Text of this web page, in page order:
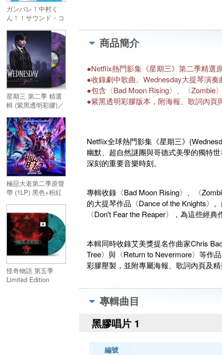
ガンバレ！中村く
ん！！サウンド・コ
spec CD2) 2CD／ガ
ンバレ！中村く
ん！！Sound
Collection (Blu-spec
CD2) 2CD
星期三 第二季 精選
輯 (紫黑透明彩膠)／
2 (Soundtrack
Highlights from the
Netflix Series)
(Purple and Black
Vinyl)
極惡大老第二季原聲
帶 (1LP) 黑色+粉紅
Boss: Season Two
OST (1LP) 黑色+粉
紅色彩膠
怪奇物語 第五季
Limited Edition
商品簡介
●Netflix熱門影集《星期三》第二季精選
●收錄劇中歌曲、Wednesday大提琴演
●包含〈Bad Moon Rising〉、〈Zombie
●紫黑透明彩膠版本，附海報、歌詞內頁
Netflix全球熱門影集《星期三》
幽默、超自然謎團與哥德式美學的獨特
深刻的重要音樂時刻。
專輯收錄〈Bad Moon Rising〉、〈
的大提琴作品〈Dance of the Knights〉
〈Don't Fear the Reaper〉，為這些經
本輯同時收錄艾美獎提名作曲家Chris
Tree〉與〈Return to Nevermore〉等作
彩膠壓製，並附專屬海報、歌詞內頁及
專輯曲目
黑膠唱片 1
編號